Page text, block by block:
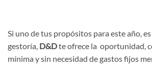
Si uno de tus propósitos para este año,
gestoría, D&Dte ofrece la oportunidad,
mínima y sin necesidad de gastos fijos